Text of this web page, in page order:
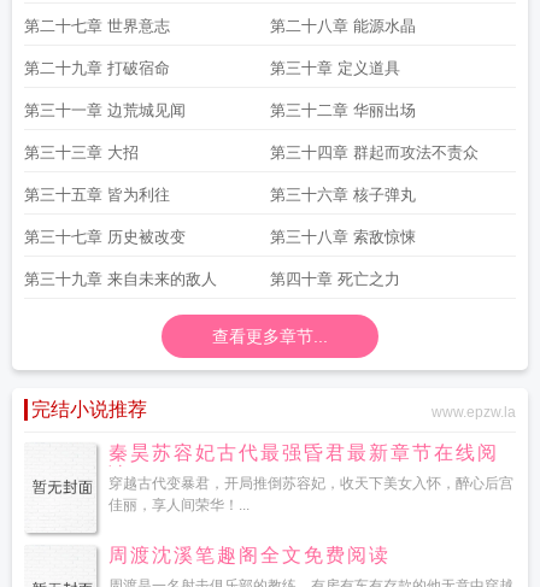
第二十七章 世界意志 第二十八章 能源水晶
第二十九章 打破宿命 第三十章 定义道具
第三十一章 边荒城见闻 第三十二章 华丽出场
第三十三章 大招 第三十四章 群起而攻法不责众
第三十五章 皆为利往 第三十六章 核子弹丸
第三十七章 历史被改变 第三十八章 索敌惊悚
第三十九章 来自未来的敌人 第四十章 死亡之力
查看更多章节...
完结小说推荐 www.epzw.la
秦昊苏容妃古代最强昏君最新章节在线阅
读
穿越古代变暴君，开局推倒苏容妃，收天下美女入怀，醉心后宫
佳丽，享人间荣华！...
周渡沈溪笔趣阁全文免费阅读